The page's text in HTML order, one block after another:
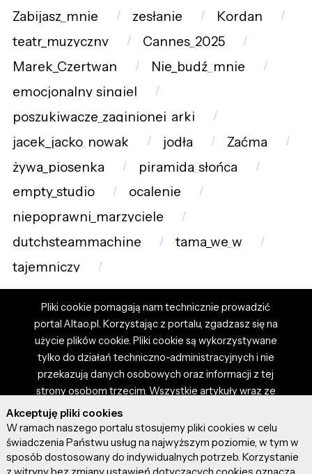
Zabijasz_mnie
zesłanie
Kordan
teatr_muzyczny
Cannes_2025
Marek_Czertwan
Nie_budź_mnie
emocjonalny_singiel
poszukiwacze_zaginionej_arki
jacek_jacko_nowak
jodła
Zaćma
żywa_piosenka
piramida_słońca
empty_studio
ocalenie
niepoprawni_marzyciele
dutchsteammachine
tama_we_w
tajemniczy
Pliki cookie pomagają nam technicznie prowadzić
portal Altao.pl. Korzystając z portalu, zgadzasz się na
użycie plików cookie. Pliki cookie są wykorzystywane
tylko do działań techniczno-administracyjnych i nie
przekazują danych osobowych oraz informacji z tej
strony osobom trzecim. Wszystkie artykuły wraz ze
zdjęciami i materiałami dostępnymi na portalu są
własnością użytkowników. Administrator i właściciel
portalu nie ponosi odpowiedzialności za tresci
prezentowane przez autorów artykułów. Dodając
Akceptuję pliki cookies
W ramach naszego portalu stosujemy pliki cookies w celu
świadczenia Państwu usług na najwyższym poziomie, w tym w
sposób dostosowany do indywidualnych potrzeb. Korzystanie